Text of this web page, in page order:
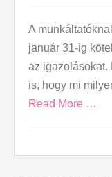
A
január 31-ig
az igazolásokat.
is, hogy mi
Read More …